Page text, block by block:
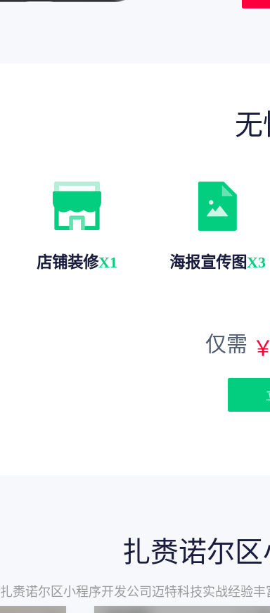
店铺装修X1 海报宣传图X3
仅需
扎赉诺尔
扎赉诺尔区小程序开发公司迈特科技实战经验